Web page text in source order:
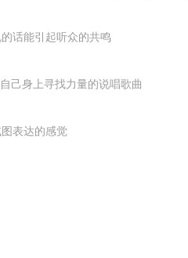
话能引起听众的共鸣
己身上寻找力量的说唱歌曲
表达的感觉